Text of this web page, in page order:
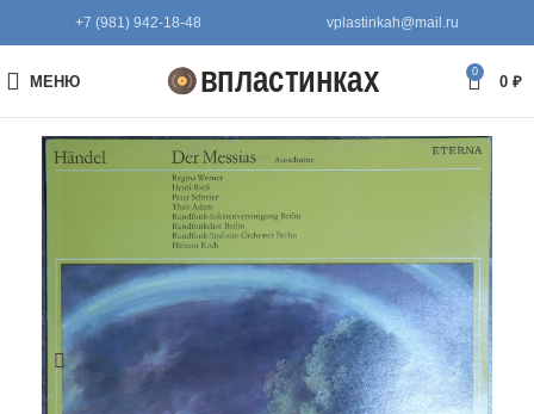
+7 (981) 942-18-48 vplastinkah@mail.ru
МЕНЮ
0
0 ₽